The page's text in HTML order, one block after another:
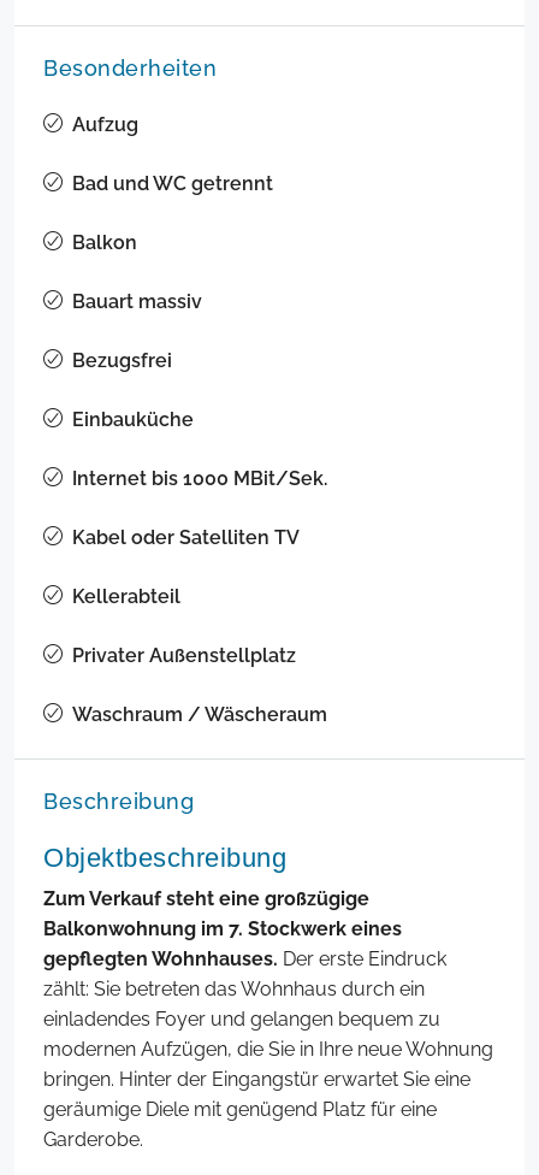
Besonderheiten
Aufzug
Bad und WC getrennt
Balkon
Bauart massiv
Bezugsfrei
Einbauküche
Internet bis 1000 MBit/Sek.
Kabel oder Satelliten TV
Kellerabteil
Privater Außenstellplatz
Waschraum / Wäscheraum
Beschreibung
Objektbeschreibung
Zum Verkauf steht eine großzügige
Balkonwohnung im 7. Stockwerk eines
gepflegten Wohnhauses. Der erste Eindruck
zählt: Sie betreten das Wohnhaus durch ein
einladendes Foyer und gelangen bequem zu
modernen Aufzügen, die Sie in Ihre neue Wohnung
bringen. Hinter der Eingangstür erwartet Sie eine
geräumige Diele mit genügend Platz für eine
Garderobe.